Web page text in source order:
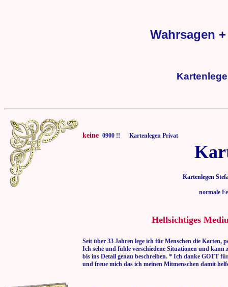
Wahrsagen
keine 0900 !! Kartenlegen Privat
Kartenlegen
normale
Hellsichtiges
Seit über 33 Jahren lege ich für Menschen die Karten,
Ich sehe und fühle verschiedene Situationen und kann
bis ins Detail genau beschreiben. * Ich danke GOTT
und freue mich das ich meinen Mitmenschen damit